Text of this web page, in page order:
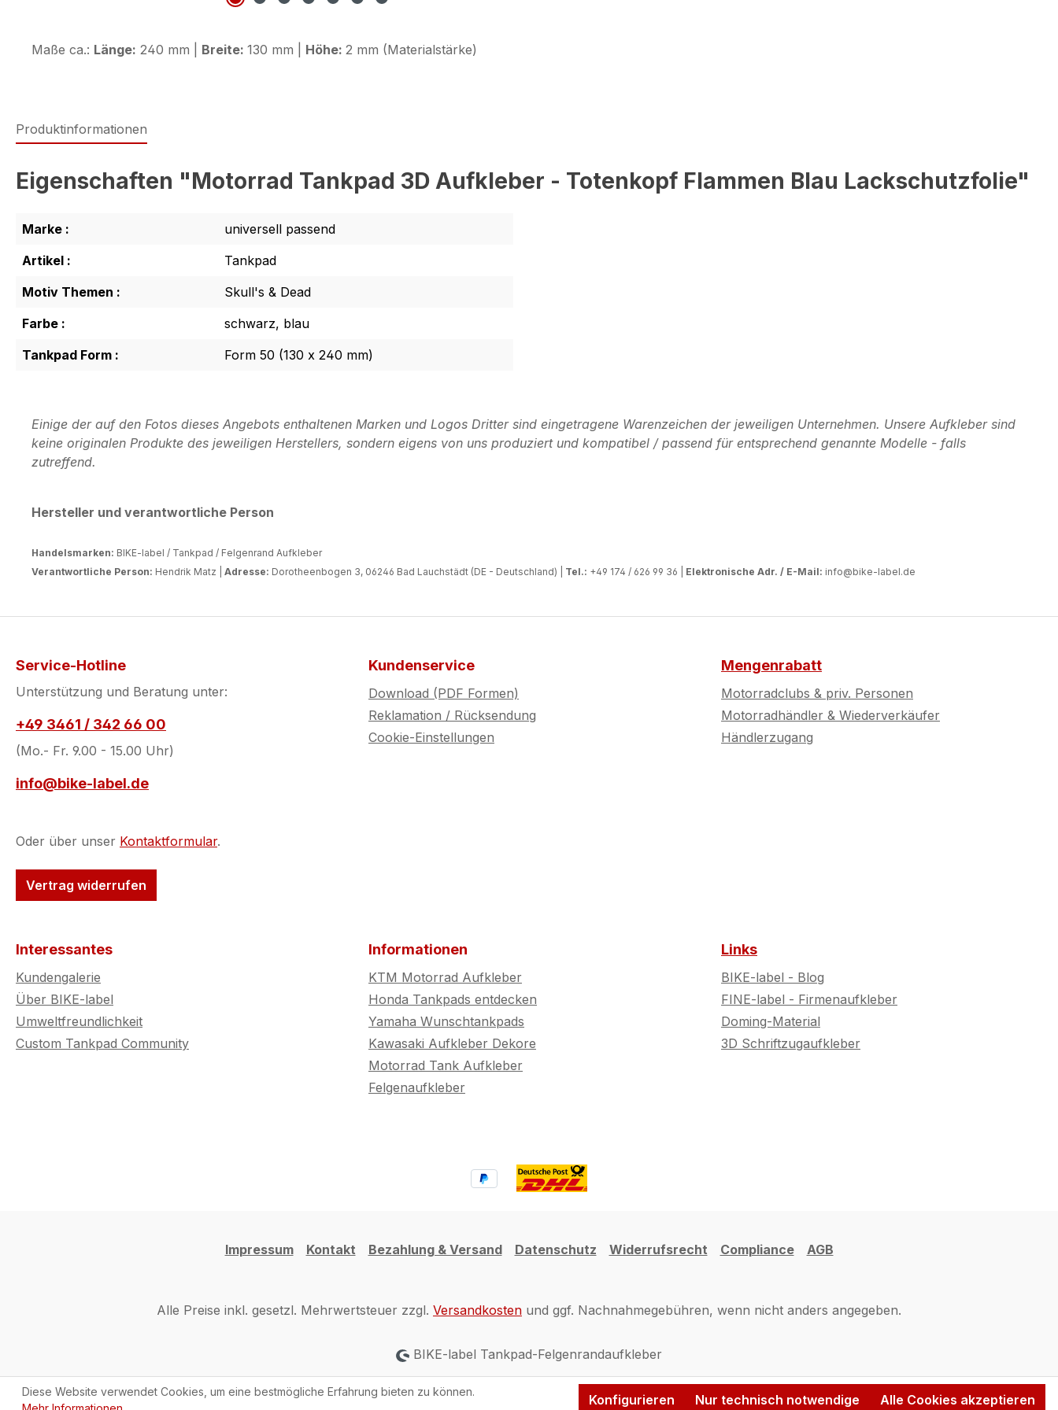
Maße ca.: Länge: 240 mm | Breite: 130 mm | Höhe: 2 mm (Materialstärke)
Produktinformationen
Eigenschaften "Motorrad Tankpad 3D Aufkleber - Totenkopf Flammen Blau Lackschutzfolie"
Marke :
universell passend
Artikel :
Tankpad
Motiv Themen :
Skull's & Dead
Farbe :
schwarz, blau
Tankpad Form :
Form 50 (130 x 240 mm)
Einige der auf den Fotos dieses Angebots enthaltenen Marken und Logos Dritter sind eingetragene Warenzeichen der jeweiligen Unternehmen. Unsere Aufkleber sind
keine originalen Produkte des jeweiligen Herstellers, sondern eigens von uns produziert und kompatibel / passend für entsprechend genannte Modelle - falls
zutreffend.
Hersteller und verantwortliche Person
Handelsmarken: BIKE-label / Tankpad / Felgenrand Aufkleber
Verantwortliche Person: Hendrik Matz | Adresse: Dorotheenbogen 3, 06246 Bad Lauchstädt (DE - Deutschland) | Tel.: +49 174 / 626 99 36 | Elektronische Adr. / E-Mail: info@bike-label.de
Service-Hotline
Unterstützung und Beratung unter:
+49 3461 / 342 66 00
(Mo.- Fr. 9.00 - 15.00 Uhr)
info@bike-label.de
Oder über unser Kontaktformular.
Vertrag widerrufen
Kundenservice
Download (PDF Formen)
Reklamation / Rücksendung
Cookie-Einstellungen
Mengenrabatt
Motorradclubs & priv. Personen
Motorradhändler & Wiederverkäufer
Händlerzugang
Interessantes
Kundengalerie
Über BIKE-label
Umweltfreundlichkeit
Custom Tankpad Community
Informationen
KTM Motorrad Aufkleber
Honda Tankpads entdecken
Yamaha Wunschtankpads
Kawasaki Aufkleber Dekore
Motorrad Tank Aufkleber
Felgenaufkleber
Links
BIKE-label - Blog
FINE-label - Firmenaufkleber
Doming-Material
3D Schriftzugaufkleber
Impressum Kontakt Bezahlung & Versand Datenschutz Widerrufsrecht Compliance AGB
Alle Preise inkl. gesetzl. Mehrwertsteuer zzgl. Versandkosten und ggf. Nachnahmegebühren, wenn nicht anders angegeben.
BIKE-label Tankpad-Felgenrandaufkleber
Diese Website verwendet Cookies, um eine bestmögliche Erfahrung bieten zu können.
Nur technisch notwendige
Konfigurieren Alle Cookies akzeptieren